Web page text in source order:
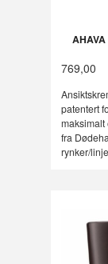
769,00
patentert
fra
rynker/